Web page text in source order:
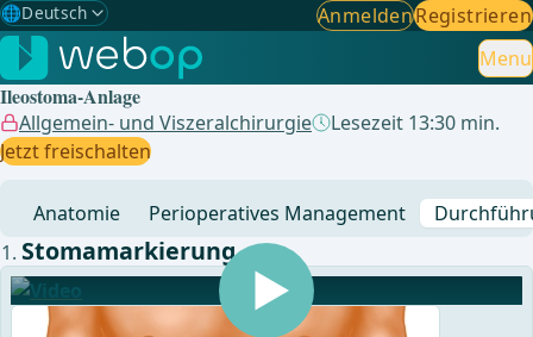
🌐Deutsch
Gewählte Sprache: Deutsch
🇩🇪 Deutsch ✓
🇬🇧English
🇪🇸Spanisch
🇧🇷Brasilianisch
AnmeldenRegistrieren
Menu
Ileostoma-Anlage
Allgemein- und Viszeralchirurgie
Lesezeit 13:30 min.
Jetzt freischalten
Anatomie Perioperatives Management
Stomamarkierung